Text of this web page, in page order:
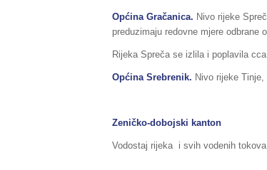
Općina Gračanica. Nivo rijeke
preduzimaju redovne mjere odbrane
Rijeka Spreča se izlila i poplavila
Općina Srebrenik. Nivo rijeke
Zeničko-dobojski kanton
Vodostaj rijeka i svih vodenih